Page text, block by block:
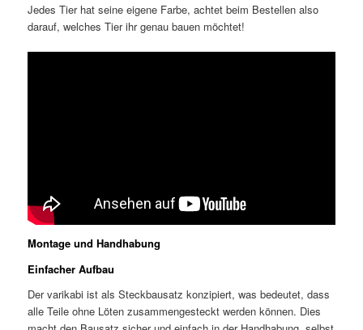
Jedes Tier hat seine eigene Farbe, achtet beim Bestellen also
darauf, welches Tier ihr genau bauen möchtet!
Montage und Handhabung
Einfacher Aufbau
Der varikabi ist als Steckbausatz konzipiert, was bedeutet, dass
alle Teile ohne Löten zusammengesteckt werden können. Dies